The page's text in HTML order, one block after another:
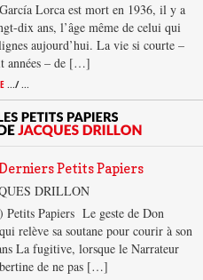
Lorca est mort en 1936, il y a
dix ans, l’âge même de celui qui
aujourd’hui. La vie si courte –
années – de […]
.../ ...
Petits Papiers
DRILLON
Petits Papiers Le geste de Don
relève sa soutane pour courir à son
La fugitive, lorsque le Narrateur
de ne pas […]